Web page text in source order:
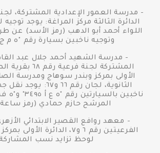
الدائرة الثالثة مركز المراغة: يوجد
اللواء أحمد أبو الدهب (رمز الأسد) عن
وتوجيه ناخبين بسيارة رقم "ه م ج ٤٧٥٦".
- مدرسة الشهيد أحمد جلال عبد القادر
المشتركة لجنة
الأولى بمركز وبندر سوهاج ومدرسة
الثانوية، لجان رقم ٦٦
المرشح حازم حمادي (رمز ساعة
- معهد روافع القصير الابتدائي
الفرعيتين رقم ٦ و٧، الدائرة
لوحظ تزايد نسب